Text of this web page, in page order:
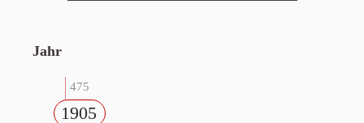
Jahr
475
1905